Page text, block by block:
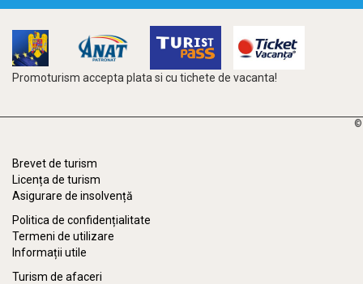
Promoturism accepta plata si cu tichete de vacanta!
©
Brevet de turism
Licența de turism
Asigurare de insolvență
Politica de confidențialitate
Termeni de utilizare
Informații utile
Turism de afaceri